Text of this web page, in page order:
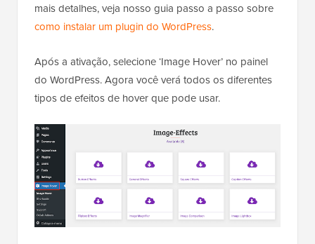
mais detalhes, veja nosso guia passo a passo sobre
como instalar um plugin do WordPress.
Após a ativação, selecione ‘Image Hover’ no painel
do WordPress. Agora você verá todos os diferentes
tipos de efeitos de hover que pode usar.